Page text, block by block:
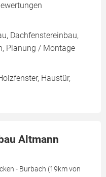
Dachfenstereinbau,
Planung / Montage
Haustür,
Altmann
- Burbach (19km von